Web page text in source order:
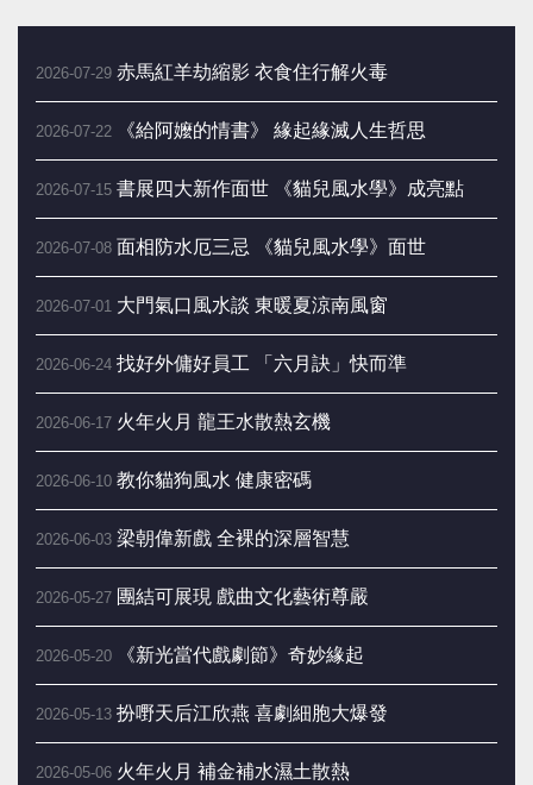
2026-07-29 赤馬紅羊劫縮影 衣食住行解火毒
2026-07-22 《給阿嬤的情書》 緣起緣滅人生哲思
2026-07-15 書展四大新作面世 《貓兒風水學》成亮點
2026-07-08 面相防水厄三忌 《貓兒風水學》面世
2026-07-01 大門氣口風水談 東暖夏涼南風窗
2026-06-24 找好外傭好員工 「六月訣」快而準
2026-06-17 火年火月 龍王水散熱玄機
2026-06-10 教你貓狗風水 健康密碼
2026-06-03 梁朝偉新戲 全裸的深層智慧
2026-05-27 團結可展現 戲曲文化藝術尊嚴
2026-05-20 《新光當代戲劇節》奇妙緣起
2026-05-13 扮嘢天后江欣燕 喜劇細胞大爆發
2026-05-06 火年火月 補金補水濕土散熱